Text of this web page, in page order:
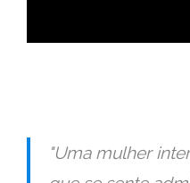
"Uma mulher